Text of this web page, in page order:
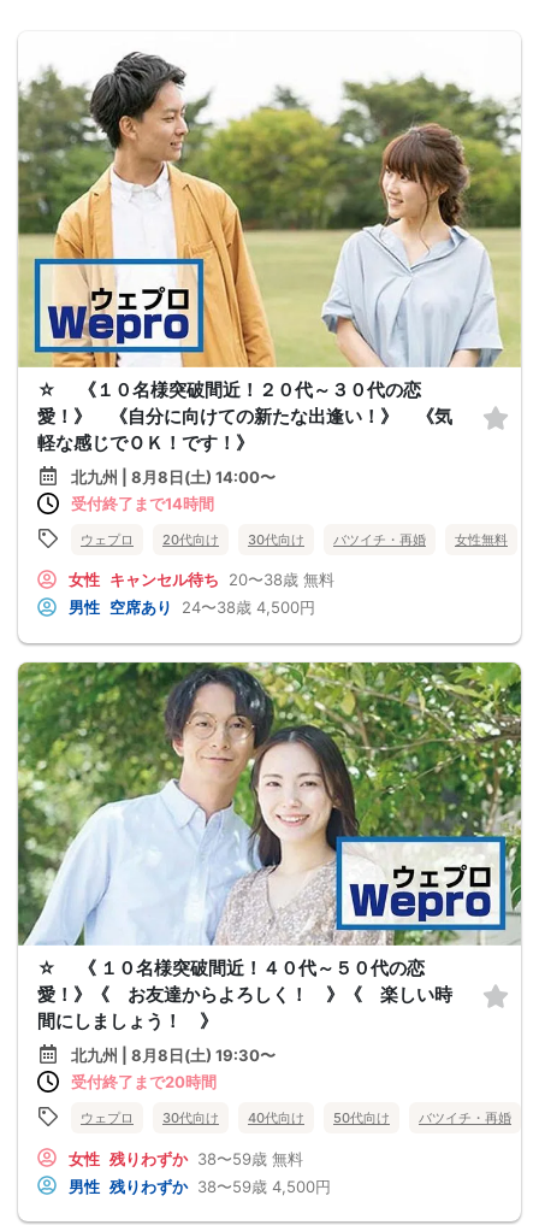
☆ 《１０名様突破間近！２０代～３０代の恋
愛！》 《自分に向けての新たな出逢い！》 《気
軽な感じでＯＫ！です！》
北九州 | 8月8日(土) 14:00〜
受付終了まで14時間
ウェプロ 20代向け 30代向け バツイチ・再婚 女性無料
女性 キャンセル待ち 20〜38歳 無料
男性 空席あり 24〜38歳 4,500円
☆ 《 １０名様突破間近！４０代～５０代の恋
愛！》《 お友達からよろしく！ 》《 楽しい時
間にしましょう！ 》
北九州 | 8月8日(土) 19:30〜
受付終了まで20時間
ウェプロ 30代向け 40代向け 50代向け バツイチ・再婚
女性 残りわずか 38〜59歳 無料
男性 残りわずか 38〜59歳 4,500円